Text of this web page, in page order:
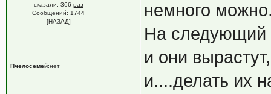
сказали: 366 раз
Сообщений: 1744
[НАЗАД]
Пчелосемей:нет
немного
На следующий
и они
и....делать